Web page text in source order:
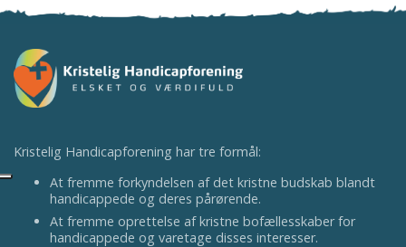
Kristelig Handicapforening har tre formål:
At fremme forkyndelsen af det kristne budskab blandt
handicappede og deres pårørende.
At fremme oprettelse af kristne bofællesskaber for
handicappede og varetage disses interesser.